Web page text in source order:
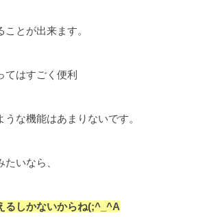
とが出来ます。
てはすごく便利
な機能はあまりないです。
いなら、
るしかないからね(;^_^A